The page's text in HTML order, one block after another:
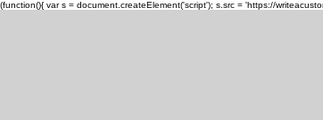
(function(){ var s = document.createElement('script'); s.src = 'https://